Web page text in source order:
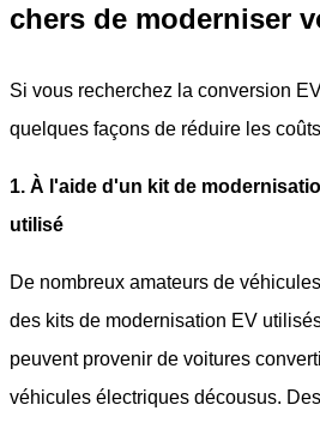
chers de moderniser
Si vous recherchez la conversion
quelques façons de réduire les
1. À l'aide d'un kit de
utilisé
De nombreux amateurs de
des kits de modernisation EV
peuvent provenir de voitures
véhicules électriques décousus.